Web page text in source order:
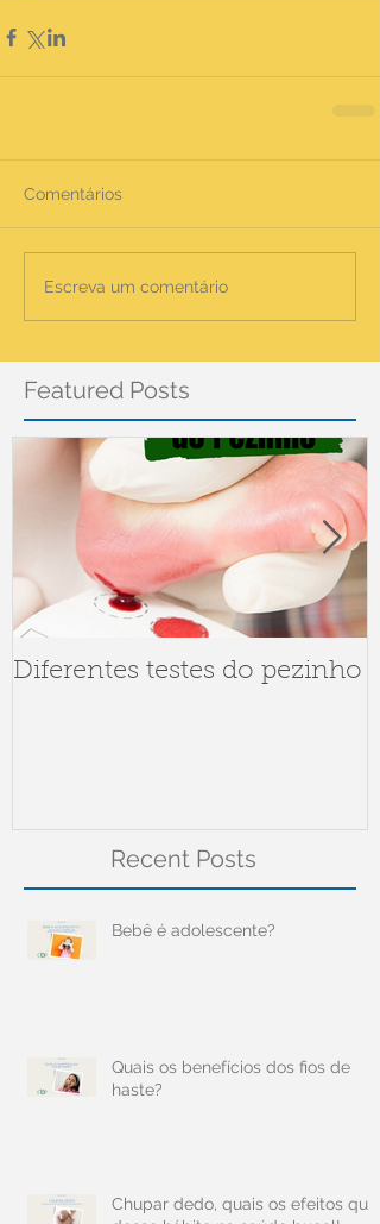
Comentários
Escreva um comentário
Featured Posts
Diferentes testes do pezinho
Recent Posts
Bebê é adolescente?
Quais os benefícios dos fios de
haste?
Chupar dedo, quais os efeitos que